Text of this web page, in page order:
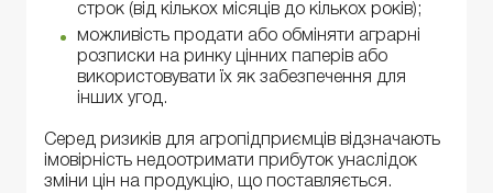
строк (від кількох місяців до кількох років);
можливість продати або обміняти аграрні
розписки на ринку цінних паперів або
використовувати їх як забезпечення для
інших угод.
Серед ризиків для агропідприємців відзначають
імовірність недоотримати прибуток унаслідок
зміни цін на продукцію, що поставляється.